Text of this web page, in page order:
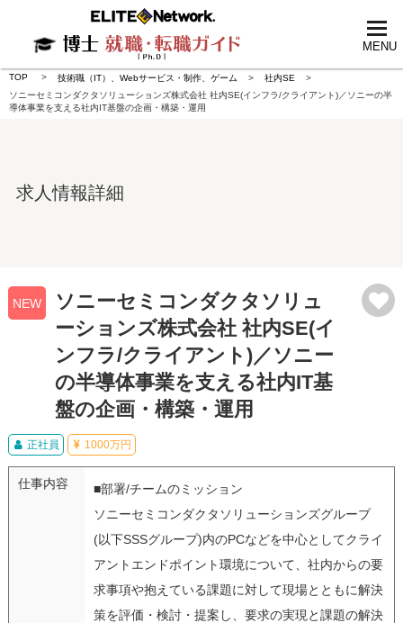
MENU
TOP 技術職（IT）、Webサービス・制作、ゲーム
社内SE
ソニーセミコンダクタソリューションズ株式会社 社内SE(インフラ/クライアント)／ソニーの半
導体事業を支える社内IT基盤の企画・構築・運用
求人情報詳細
NEW
ソニーセミコンダクタソリュ
ーションズ株式会社 社内SE(イ
ンフラ/クライアント)／ソニー
の半導体事業を支える社内IT基
盤の企画・構築・運用
正社員 1000万円
仕事内容
■部署/チームのミッション
ソニーセミコンダクタソリューションズグループ
(以下SSSグループ)内のPCなどを中心としてクライ
アントエンドポイント環境について、社内からの要
求事項や抱えている課題に対して現場とともに解決
策を評価・検討・提案し、要求の実現と課題の解決